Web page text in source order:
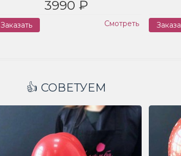
3990 ₽
Заказать Смотреть
👍 СОВЕТУЕМ